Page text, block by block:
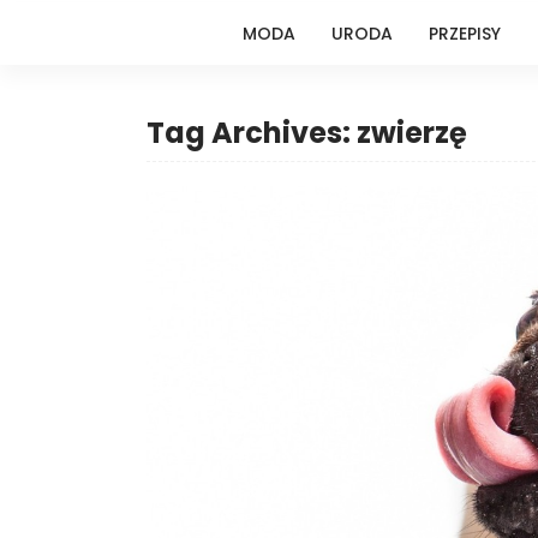
MODA URODA PRZEPISY
Tag Archives: zwierzę